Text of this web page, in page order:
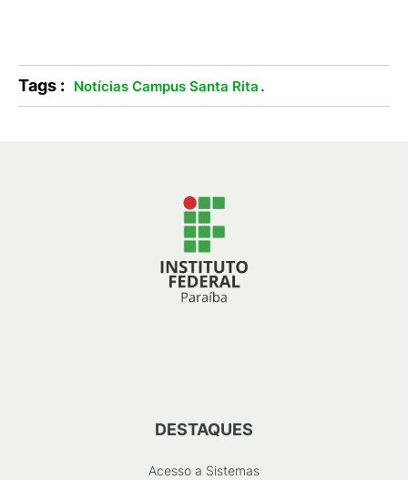
Tags : Notícias Campus Santa Rita .
DESTAQUES
Acesso a Sistemas